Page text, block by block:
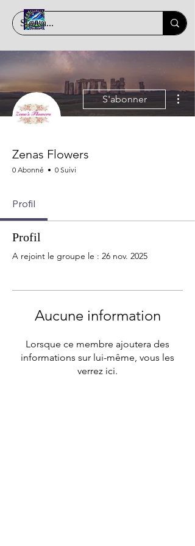
S'abonner
Zenas Flowers
0 Abonné 0 Suivi
Profil
Profil
A rejoint le groupe le : 26 nov. 2025
Aucune information
Lorsque ce membre ajoutera des
informations sur lui-même, vous les
verrez ici.